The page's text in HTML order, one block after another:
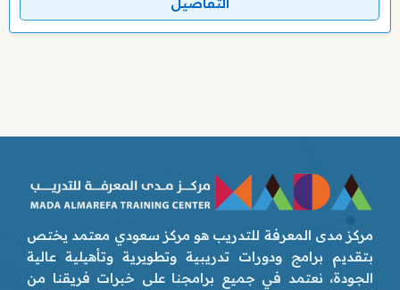
مركز مدى المعرفة للتدريب هو مركز سعودي معتمد يختص
بتقديم برامج ودورات تدريبية وتطويرية وتأهيلية عالية
الجودة، نعتمد في جميع برامجنا على خبرات فريقنا من